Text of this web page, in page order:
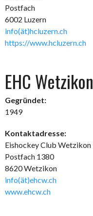
Postfach
6002 Luzern
info(ät)hcluzern.ch
https://www.hcluzern.ch
EHC Wetzikon
Gegründet:
1949
Kontaktadresse:
Eishockey Club Wetzikon
Postfach 1380
8620 Wetzikon
info(ät)ehcw.ch
www.ehcw.ch